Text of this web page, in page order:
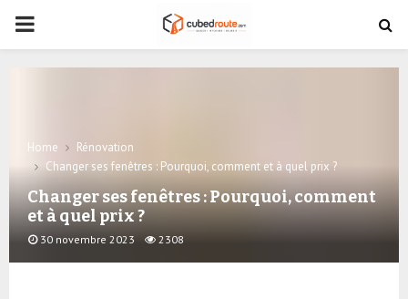
PRIMARY
MENU
Home
Rénovation
Changer ses fenêtres : Pourquoi, comment et à quel prix ?
Changer ses fenêtres : Pourquoi, comment
et à quel prix ?
30 novembre 2023 2308